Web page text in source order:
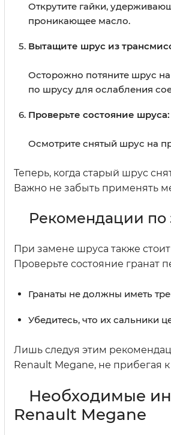
Открутите гайки,
проникающее масло.
Вытащите шрус из
Осторожно потяните шрус на
по шрусу для ослабления
Проверьте состояние шруса:
Осмотрите снятый шрус на
Теперь, когда старый шрус
Важно не забыть применять
Рекомендации по
При замене шруса также
Проверьте состояние гранат
Гранаты не должны иметь
Убедитесь, что их сальники
Лишь следуя этим
Renault Megane, не прибегая
Необходимые
Renault Megane